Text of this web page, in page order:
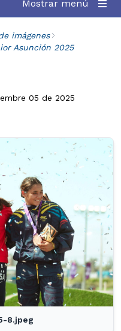
Mostrar menú
imágenes
Asunción 2025
05 de 2025
8.jpeg